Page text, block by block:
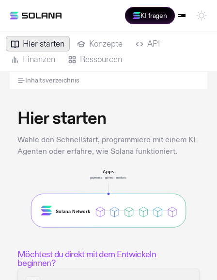
KI fragen
Hier starten Konzepte
API
Finanzen
Ressourcen
Inhaltsverzeichnis
Hier starten
Wähle den Schnellstart, programmiere mit einem KI-
Agenten oder erfahre, wie Solana funktioniert.
Möchtest du direkt mit dem Entwickeln
beginnen?